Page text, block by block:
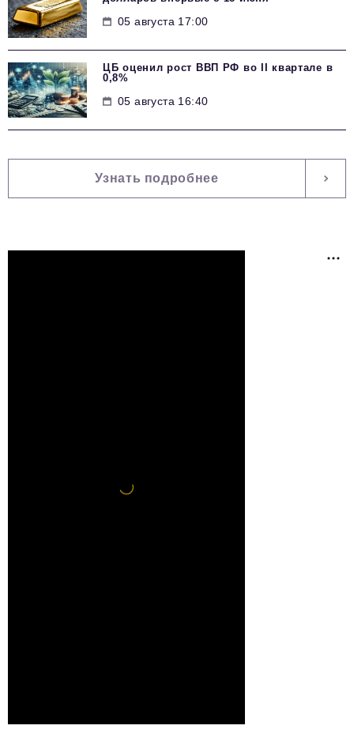
05 августа 17:00
ЦБ оценил рост ВВП РФ во II квартале в
0,8%
05 августа 16:40
Узнать подробнее